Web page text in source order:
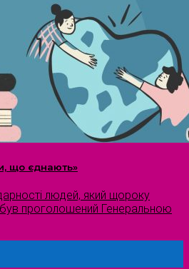
що єднають»
людей, який щороку
проголошений Генеральною